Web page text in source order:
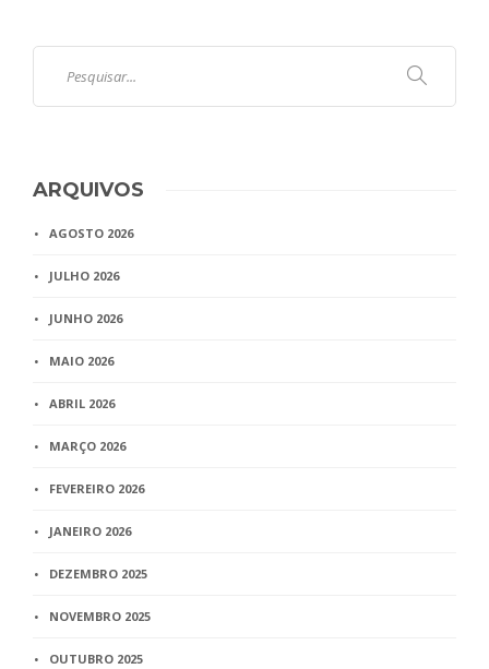
ARQUIVOS
AGOSTO 2026
JULHO 2026
JUNHO 2026
MAIO 2026
ABRIL 2026
MARÇO 2026
FEVEREIRO 2026
JANEIRO 2026
DEZEMBRO 2025
NOVEMBRO 2025
OUTUBRO 2025